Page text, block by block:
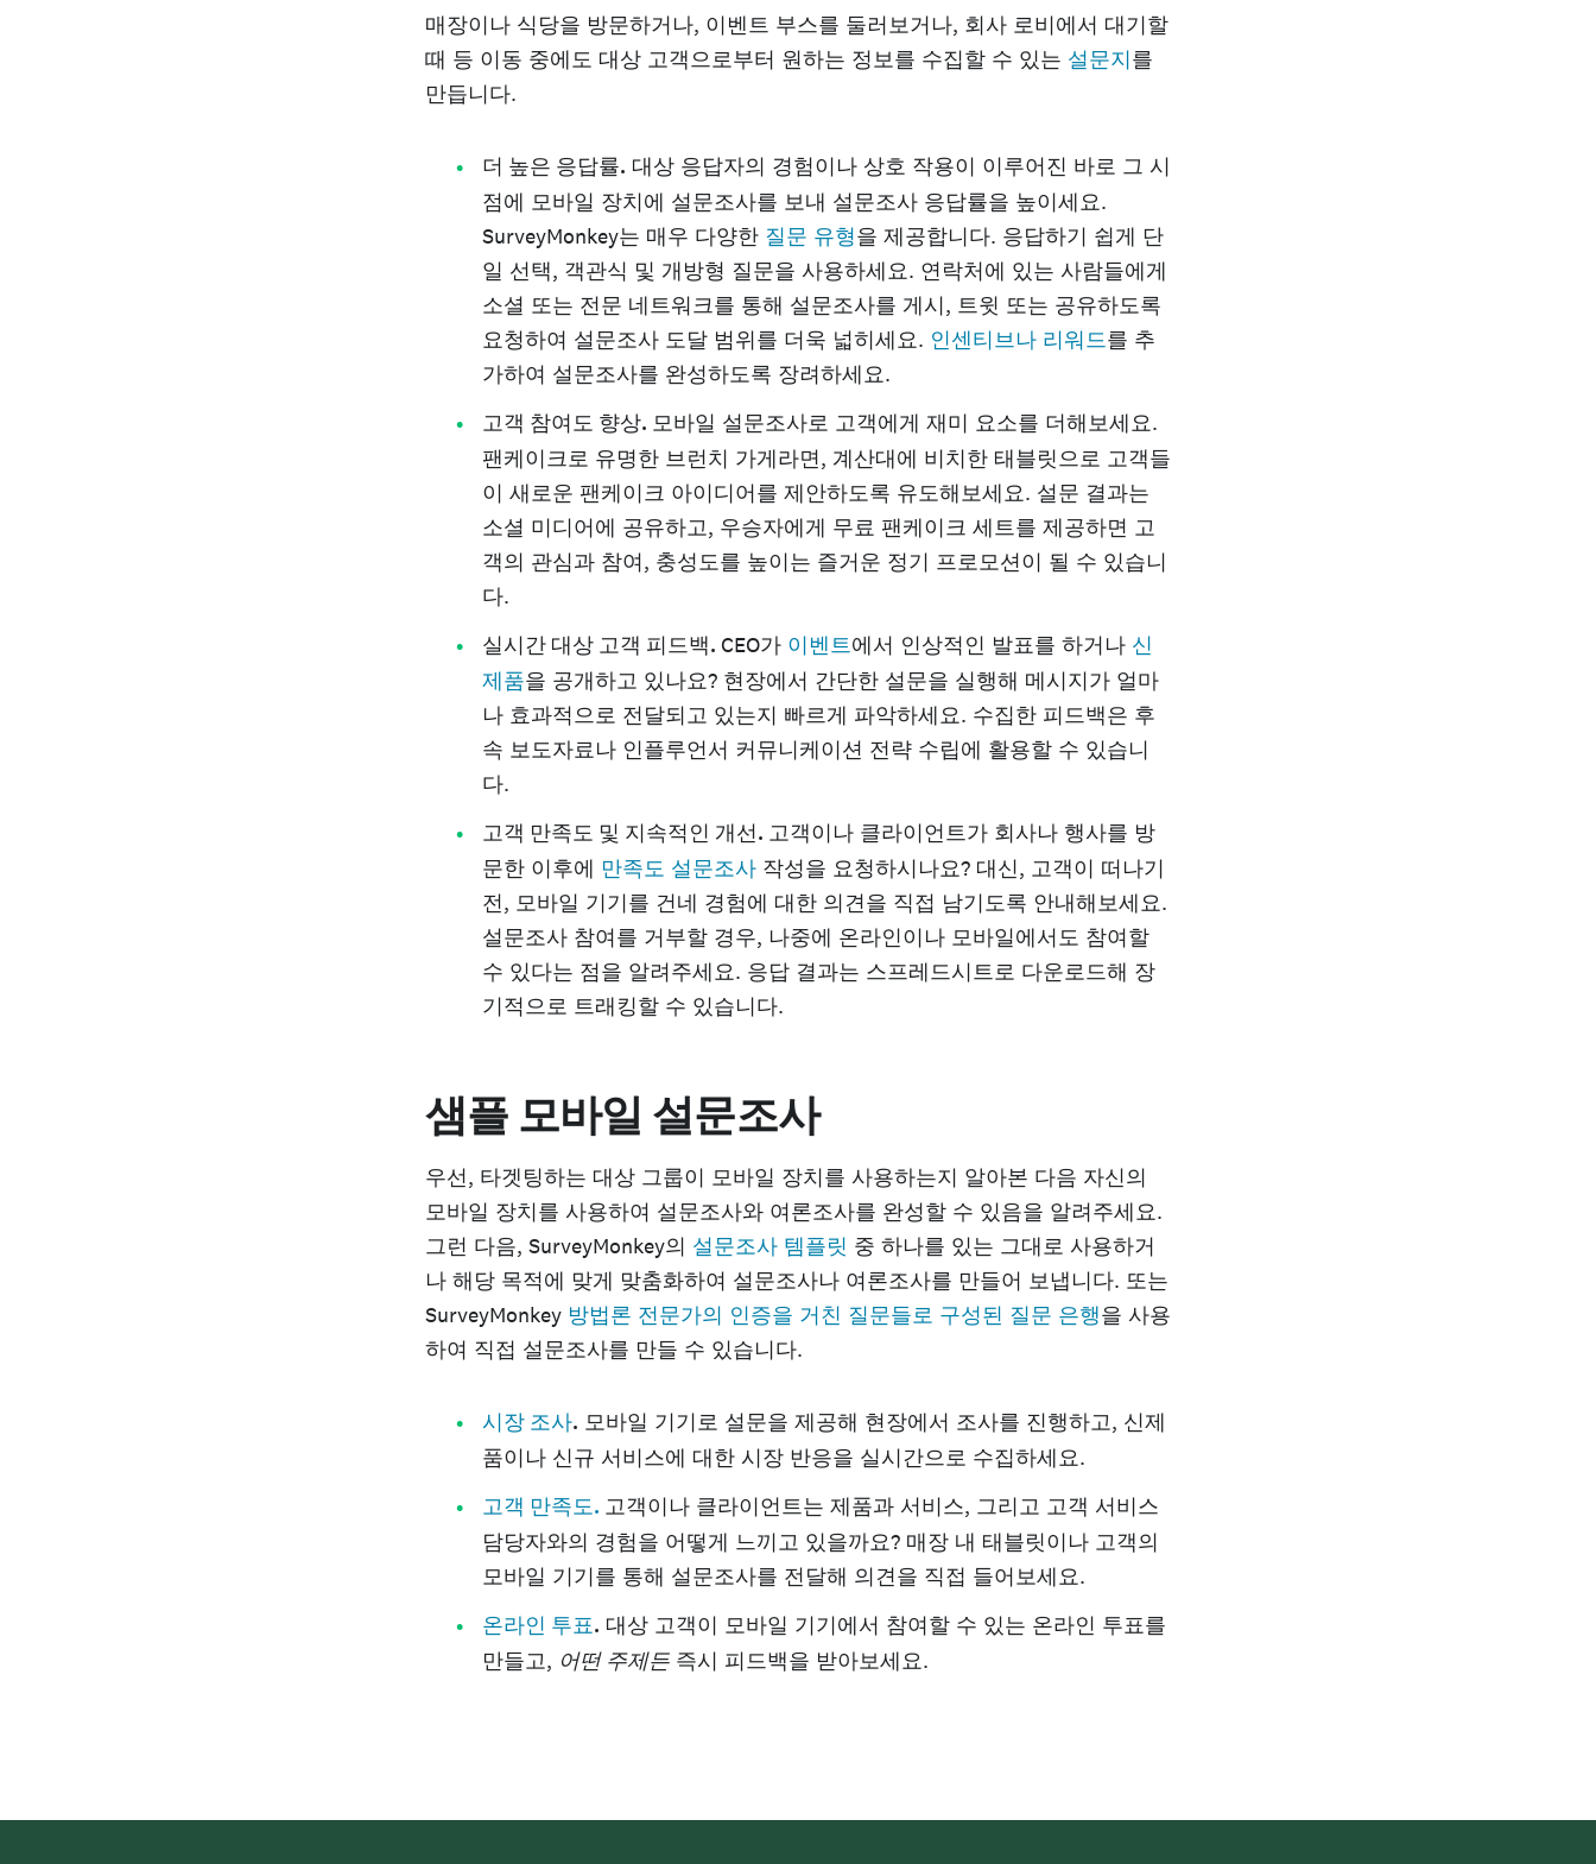
매장이나 식당을 방문하거나, 이벤트 부스를 둘러보거나, 회사 로비에서 대기할
때 등 이동 중에도 대상 고객으로부터 원하는 정보를 수집할 수 있는 설문지를
만듭니다.
더 높은 응답률. 대상 응답자의 경험이나 상호 작용이 이루어진 바로 그 시
점에 모바일 장치에 설문조사를 보내 설문조사 응답률을 높이세요.
SurveyMonkey는 매우 다양한 질문 유형을 제공합니다. 응답하기 쉽게 단
일 선택, 객관식 및 개방형 질문을 사용하세요. 연락처에 있는 사람들에게
소셜 또는 전문 네트워크를 통해 설문조사를 게시, 트윗 또는 공유하도록
요청하여 설문조사 도달 범위를 더욱 넓히세요. 인센티브나 리워드를 추
가하여 설문조사를 완성하도록 장려하세요.
고객 참여도 향상. 모바일 설문조사로 고객에게 재미 요소를 더해보세요.
팬케이크로 유명한 브런치 가게라면, 계산대에 비치한 태블릿으로 고객들
이 새로운 팬케이크 아이디어를 제안하도록 유도해보세요. 설문 결과는
소셜 미디어에 공유하고, 우승자에게 무료 팬케이크 세트를 제공하면 고
객의 관심과 참여, 충성도를 높이는 즐거운 정기 프로모션이 될 수 있습니
다.
실시간 대상 고객 피드백. CEO가 이벤트에서 인상적인 발표를 하거나 신
제품을 공개하고 있나요? 현장에서 간단한 설문을 실행해 메시지가 얼마
나 효과적으로 전달되고 있는지 빠르게 파악하세요. 수집한 피드백은 후
속 보도자료나 인플루언서 커뮤니케이션 전략 수립에 활용할 수 있습니
다.
고객 만족도 및 지속적인 개선. 고객이나 클라이언트가 회사나 행사를 방
문한 이후에 만족도 설문조사 작성을 요청하시나요? 대신, 고객이 떠나기
전, 모바일 기기를 건네 경험에 대한 의견을 직접 남기도록 안내해보세요.
설문조사 참여를 거부할 경우, 나중에 온라인이나 모바일에서도 참여할
수 있다는 점을 알려주세요. 응답 결과는 스프레드시트로 다운로드해 장
기적으로 트래킹할 수 있습니다.
샘플 모바일 설문조사
우선, 타겟팅하는 대상 그룹이 모바일 장치를 사용하는지 알아본 다음 자신의
모바일 장치를 사용하여 설문조사와 여론조사를 완성할 수 있음을 알려주세요.
그런 다음, SurveyMonkey의 설문조사 템플릿 중 하나를 있는 그대로 사용하거
나 해당 목적에 맞게 맞춤화하여 설문조사나 여론조사를 만들어 보냅니다. 또는
SurveyMonkey 방법론 전문가의 인증을 거친 질문들로 구성된 질문 은행을 사용
하여 직접 설문조사를 만들 수 있습니다.
시장 조사. 모바일 기기로 설문을 제공해 현장에서 조사를 진행하고, 신제
품이나 신규 서비스에 대한 시장 반응을 실시간으로 수집하세요.
고객 만족도. 고객이나 클라이언트는 제품과 서비스, 그리고 고객 서비스
담당자와의 경험을 어떻게 느끼고 있을까요? 매장 내 태블릿이나 고객의
모바일 기기를 통해 설문조사를 전달해 의견을 직접 들어보세요.
온라인 투표. 대상 고객이 모바일 기기에서 참여할 수 있는 온라인 투표를
만들고, 어떤 주제든 즉시 피드백을 받아보세요.